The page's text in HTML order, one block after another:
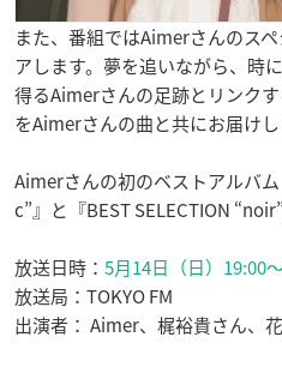
また、番組ではAimerさんのス
アします。夢を追いながら、時
得るAimerさんの足跡とリンク
をAimerさんの曲と共にお届けし
Aimerさんの初のベストアルバム
c”』と『BEST SELECTION
放送日時： 5月14日（日）19:00
放送局：TOKYO FM
出演者： Aimer、梶裕貴さん、